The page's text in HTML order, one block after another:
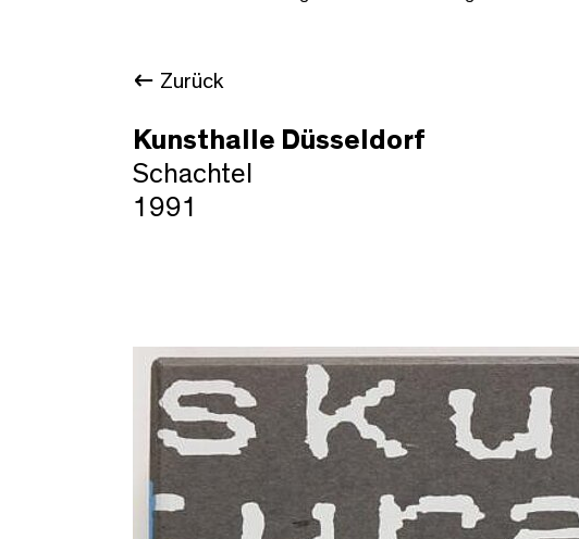
Zurück
Kunsthalle Düsseldorf
Schachtel
1991